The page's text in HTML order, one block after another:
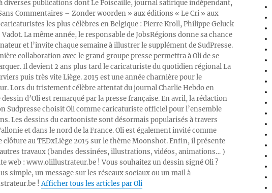
diverses publications dont Le Poiscaille, journal satirique indépendant,
Commentaires – Zonder woorden » aux éditions « Le Cri » aux
les plus célèbres en Belgique : Pierre Kroll, Philippe Geluck
La même année, le responsable de JobsRégions donne sa chance
et l’invite chaque semaine à illustrer le supplément de SudPresse.
collaboration avec le grand groupe presse permettra à Oli de se
Il devient 2 ans plus tard le caricaturiste du quotidien régional La
puis très vite Liège. 2015 est une année charnière pour le
Lors du tristement célèbre attentat du journal Charlie Hebdo en
d’Oli est remarqué par la presse française. En avril, la rédaction
Sudpresse choisit Oli comme caricaturiste officiel pour l’ensemble
Les dessins du cartooniste sont désormais popularisés à travers
et dans le nord de la France. Oli est également invité comme
clôture au TEDxLiège 2015 sur le thème Moonshot. Enfin, il présente
travaux (bandes dessinées, illustrations, vidéos, animations… )
web : www.olillustrateur.be ! Vous souhaitez un dessin signé Oli ?
simple, un message sur les réseaux sociaux ou un mail à
!Afficher tous les articles par Oli